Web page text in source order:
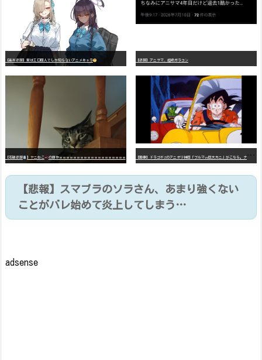
【高市悲報】実はエロ同人でしか知らないアニメキャラ 【悲報】アニサマ、超絶ガラコン
【石破悲報 】ヤニねこ の原作ｗｗｗｗｗｗｗｗｗｗｗｗｗｗｗｗｗｗｗ 【
画像】ドラゴボZのアニオリ神回「ブルマvs巨大カニ」がこちら。ナメック星の海にドラゴボを落としたブルマと巨大カニのバトル
【悲報】スマブラのソラさん、あまり強くない
ことがバレ始めて炎上してしまう…
adsense